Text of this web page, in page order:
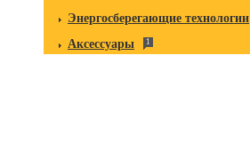
Энергосберегающие технологии
Аксессуары 1